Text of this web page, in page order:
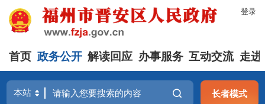
登录
首页 政务公开 解读回应 办事服务 互动交流 走进
长者模式